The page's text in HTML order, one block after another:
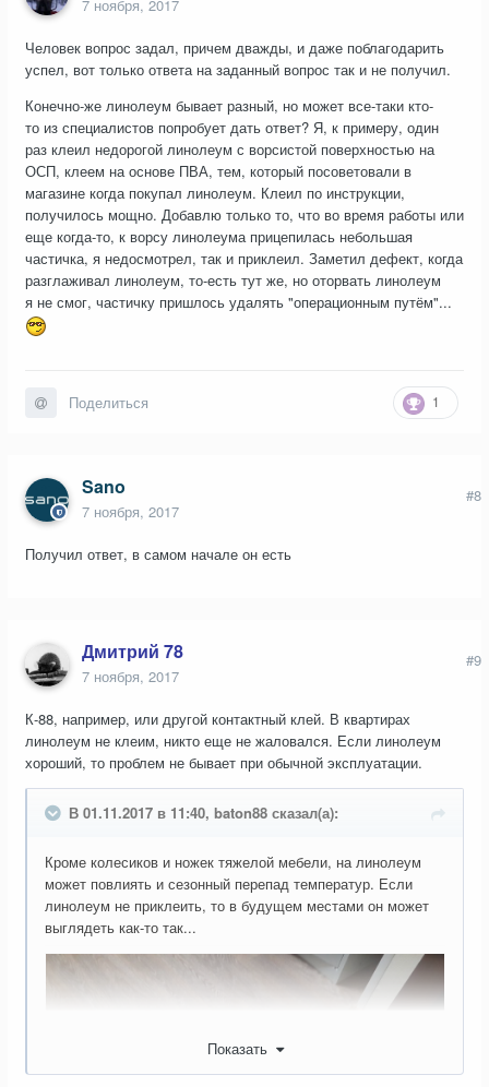
7 ноября, 2017
Человек вопрос задал, причем дважды, и даже поблагодарить
успел, вот только ответа на заданный вопрос так и не получил.
Конечно-же линолеум бывает разный, но может все-таки кто-
то из специалистов попробует дать ответ? Я, к примеру, один
раз клеил недорогой линолеум с ворсистой поверхностью на
ОСП, клеем на основе ПВА, тем, который посоветовали в
магазине когда покупал линолеум. Клеил по инструкции,
получилось мощно. Добавлю только то, что во время работы или
еще когда-то, к ворсу линолеума прицепилась небольшая
частичка, я недосмотрел, так и приклеил. Заметил дефект, когда
разглаживал линолеум, то-есть тут же, но оторвать линолеум
я не смог, частичку пришлось удалять "операционным путём"...
1
Поделиться
Sano
7 ноября, 2017
#8
Получил ответ, в самом начале он есть
Дмитрий 78
7 ноября, 2017
#9
К-88, например, или другой контактный клей. В квартирах
линолеум не клеим, никто еще не жаловался. Если линолеум
хороший, то проблем не бывает при обычной эксплуатации.
В 01.11.2017 в 11:40, baton88 сказал(а):
Кроме колесиков и ножек тяжелой мебели, на линолеум
может повлиять и сезонный перепад температур. Если
линолеум не приклеить, то в будущем местами он может
выглядеть как-то так...
Показать